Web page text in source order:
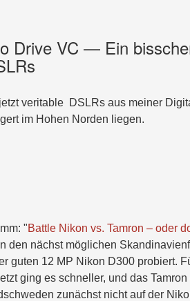
Drive VC — Ein
veritable DSLRs aus meiner
im Hohen Norden liegen.
"Battle Nikon vs. Tamron – oder
den nächst möglichen
guten 12 MP Nikon D300 probiert.
ging es schneller, und das
zunächst nicht auf der